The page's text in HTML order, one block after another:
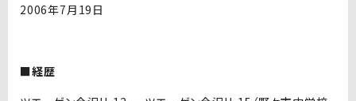
2006年7月19日
■経歴